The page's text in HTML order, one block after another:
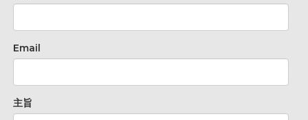
Email
主旨